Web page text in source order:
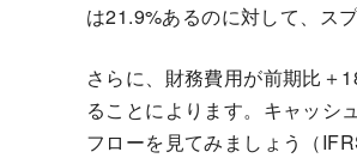
は21.9%あるのに対して、ス
さらに、財務費用が前期比＋
ることによります。キャッシ
フローを見てみましょう（